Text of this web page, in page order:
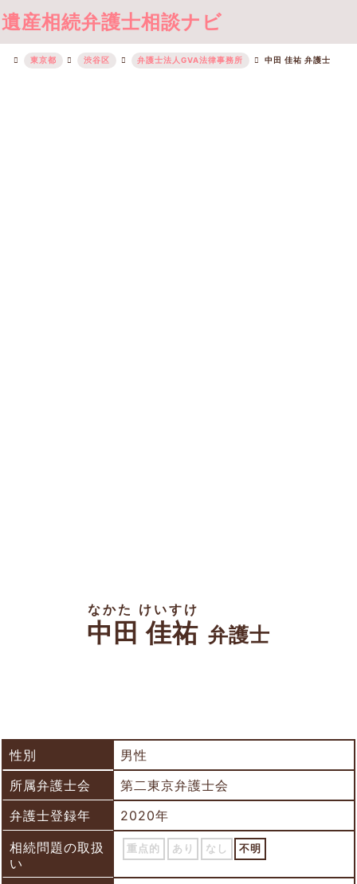
遺産相続弁護士相談ナビ
東京都 渋谷区 弁護士法人GVA法律事務所 中田 佳祐 弁護士
中田 佳祐
なかた けいすけ
弁護士
性別
男性
所属弁護士会
第二東京弁護士会
弁護士登録年
2020年
相続問題の取扱
い
重点的 あり なし 不明